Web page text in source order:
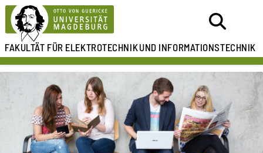
FAKULTÄT FÜR ELEKTROTECHNIKUND INFORMATIONSTECHNIK